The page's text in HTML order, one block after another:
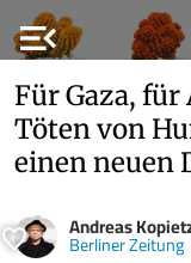
menu_open
Für Gaza,
Töten von
einen neuen
Andreas
Berliner Zeitung